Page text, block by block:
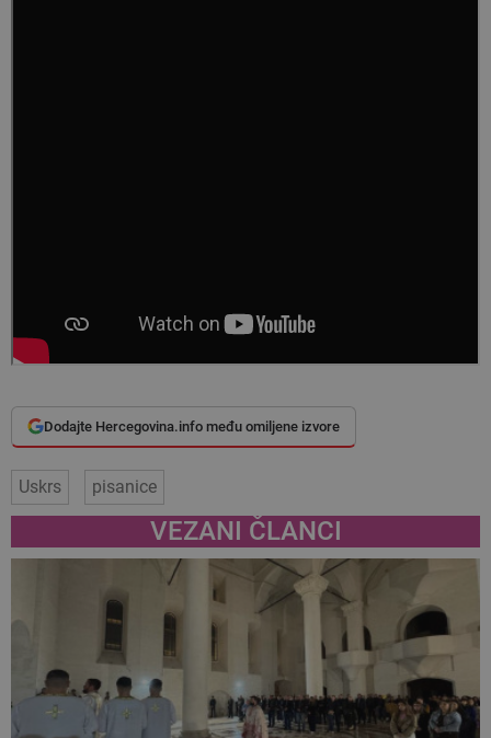
Dodajte Hercegovina.info među omiljene izvore
Uskrs pisanice
VEZANI ČLANCI